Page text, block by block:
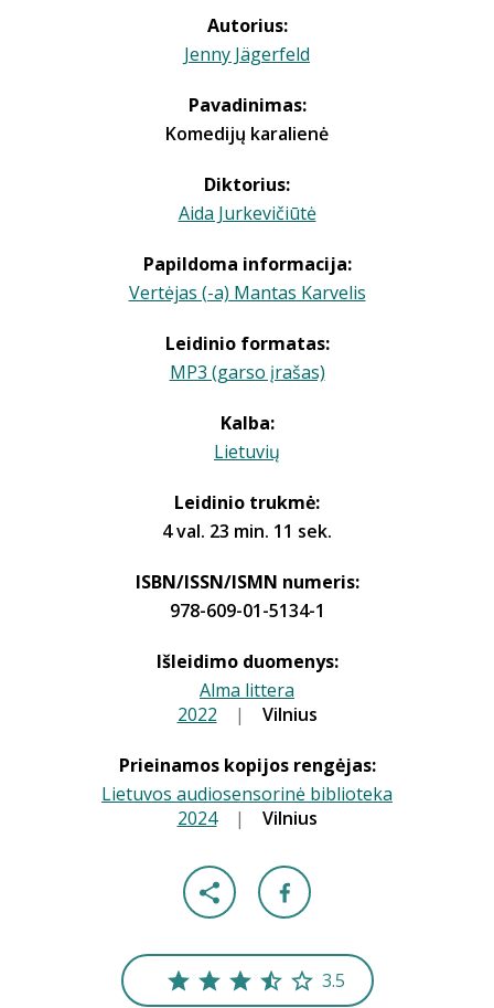
Autorius:
Jenny Jägerfeld
Pavadinimas:
Komedijų karalienė
Diktorius:
Aida Jurkevičiūtė
Papildoma informacija:
Vertėjas (-a) Mantas Karvelis
Leidinio formatas:
MP3 (garso įrašas)
Kalba:
Lietuvių
Leidinio trukmė:
4 val. 23 min. 11 sek.
ISBN/ISSN/ISMN numeris:
978-609-01-5134-1
Išleidimo duomenys:
Alma littera
2022 | Vilnius
Prieinamos kopijos rengėjas:
Lietuvos audiosensorinė biblioteka
2024 | Vilnius
3.5